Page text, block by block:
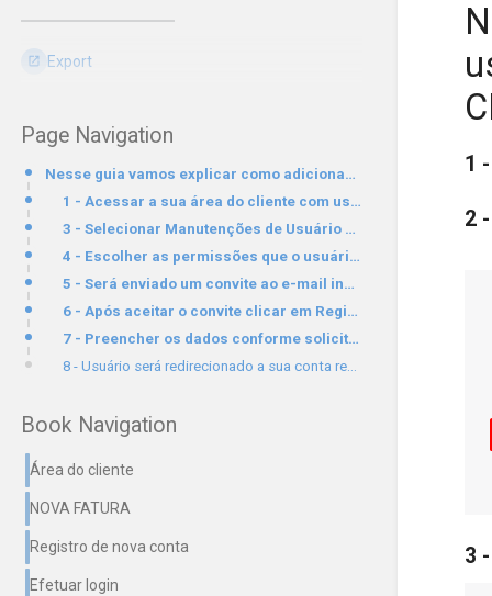
Export
Page Navigation
Nesse guia vamos explicar como adicionar um novo usuário à uma conta existente na área do cliente GK
1 - Acessar a sua área do cliente com usuário principal GUIA2 - No canto esquerdo em Contatos clica
3 - Selecionar Manutenções de Usuário e clicar em Convidar novo Usuário
4 - Escolher as permissões que o usuário vai ter ou marcar como todas as permissões
5 - Será enviado um convite ao e-mail indicado onde o mesmo deve aceitar em até 7 dias
6 - Após aceitar o convite clicar em Registrar
7 - Preencher os dados conforme solicitado e clicar em Registrar
Book Navigation
Área do cliente
NOVA FATURA
Registro de nova conta
Efetuar login
1
2
3